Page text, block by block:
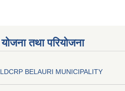
योजना तथा परियोजना
LDCRP BELAURI MUNICIPALITY